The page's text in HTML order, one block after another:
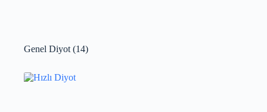
Genel Diyot (14)